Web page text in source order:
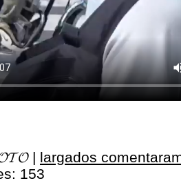
| largados
153